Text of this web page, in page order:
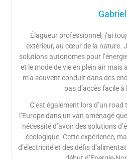
Gabriel
Élagueur professionnel, j’ai
extérieur, au cœur de la nature.
solutions autonomes pour
et le mode de vie en plein air
m’a souvent conduit dans des
pas d’accès facile à
C’est également lors d’un
l’Europe dans un van aménagé
nécessité d’avoir des solutions
écologique. Cette expérience,
d’électricité et des défis